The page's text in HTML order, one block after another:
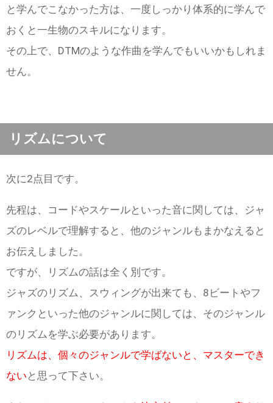
と学んでこなかった方は、一度しっかり体系的に学んで
おくと一生物のスキルになります。
その上で、DTMのような作曲を学んでもいいかもしれま
せん。
リズムについて
次に2点目です。
先程は、コードやスケールといった音に関しては、ジャ
ズのレベルで理解すると、他のジャンルもまかなえると
お伝えしました。
ですが、リズムの話は全く別です。
ジャズのリズム、スウィングが出来ても、8ビートやフ
ァンクといった他のジャンルに関しては、そのジャンル
のリズムを学ぶ必要があります。
リズムは、個々のジャンルで学ばないと、マスターでき
ない と思って下さい。